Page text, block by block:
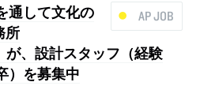
AP JOB
通して文化の
所
が、設計スタッフ（経験
）を募集中